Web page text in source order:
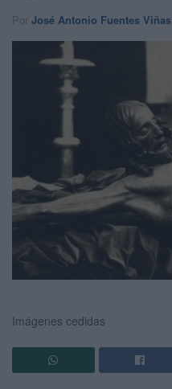
Por José Antonio Fuentes Viñas
Imágenes cedidas